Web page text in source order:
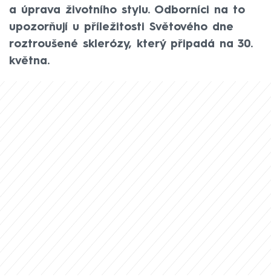
a úprava životního stylu. Odborníci na to
upozorňují u příležitosti Světového dne
roztroušené sklerózy, který připadá na 30.
května.